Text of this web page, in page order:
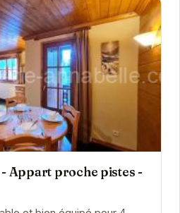
- Appart proche pistes -